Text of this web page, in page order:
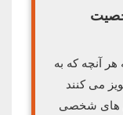
هر آنچه که به
می کنند
های شخصی